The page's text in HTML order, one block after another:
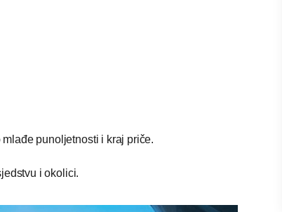
punoljetnosti i kraj priče.
i okolici.